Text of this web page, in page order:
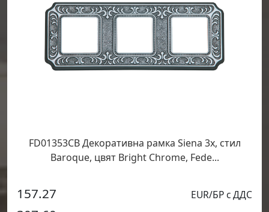
FD01353CB Декоративна рамка Siena 3х, стил
Baroque, цвят Bright Chrome, Fede...
157.27 EUR/БР с ДДС